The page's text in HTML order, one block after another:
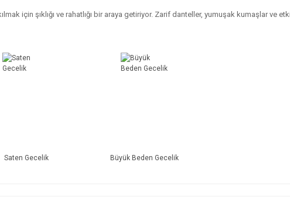
için şıklığı ve rahatlığı bir araya getiriyor. Zarif danteller, yumuşak kumaşlar ve
Saten Gecelik Büyük Beden Gecelik